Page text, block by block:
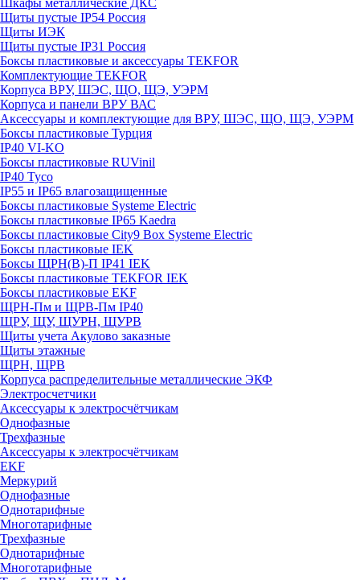
Шкафы металлические ДКС
Щиты пустые IP54 Россия
Щиты ИЭК
Щиты пустые IP31 Россия
Боксы пластиковые и аксессуары TEKFOR
Комплектующие TEKFOR
Корпуса ВРУ, ШЭС, ЩО, ЩЭ, УЭРМ
Корпуса и панели ВРУ ВАС
Аксессуары и комплектующие для ВРУ, ШЭС, ЩО, ЩЭ, УЭРМ
Боксы пластиковые Турция
IP40 VI-KO
Боксы пластиковые RUVinil
IP40 Тусо
IP55 и IP65 влагозащищенные
Боксы пластиковые Systeme Electric
Боксы пластиковые IP65 Kaedra
Боксы пластиковые City9 Box Systeme Electric
Боксы пластиковые IEK
Боксы ЩРН(В)-П IP41 IEK
Боксы пластиковые TEKFOR IEK
Боксы пластиковые EKF
ЩРН-Пм и ЩРВ-Пм IP40
ЩРУ, ЩУ, ЩУРН, ЩУРВ
Щиты учета Акулово заказные
Щиты этажные
ЩРН, ЩРВ
Корпуса распределительные металлические ЭКФ
Электросчетчики
Аксессуары к электросчётчикам
Однофазные
Трехфазные
Аксессуары к электросчётчикам
EKF
Меркурий
Однофазные
Однотарифные
Многотарифные
Трехфазные
Однотарифные
Многотарифные